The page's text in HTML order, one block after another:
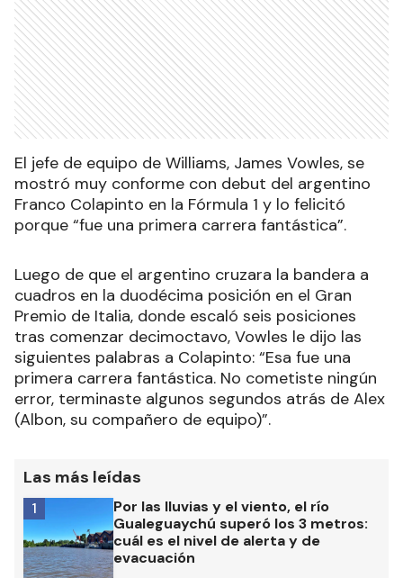
El jefe de equipo de Williams, James Vowles, se
mostró muy conforme con debut del argentino
Franco Colapinto en la Fórmula 1 y lo felicitó
porque “fue una primera carrera fantástica”.
Luego de que el argentino cruzara la bandera a
cuadros en la duodécima posición en el Gran
Premio de Italia, donde escaló seis posiciones
tras comenzar decimoctavo, Vowles le dijo las
siguientes palabras a Colapinto: “Esa fue una
primera carrera fantástica. No cometiste ningún
error, terminaste algunos segundos atrás de Alex
(Albon, su compañero de equipo)”.
Las más leídas
Por las lluvias y el viento, el río
Gualeguaychú superó los 3 metros:
cuál es el nivel de alerta y de
evacuación
1